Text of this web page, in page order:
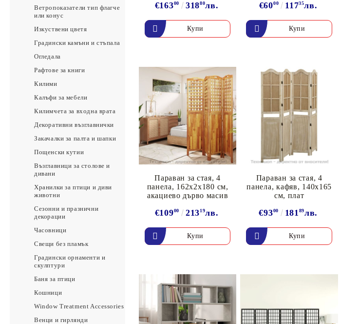
Ветропоказатели тип флагче
или конус
Изкуствени цветя
Градински камъни и стъпала
Огледала
Рафтове за книги
Килими
Калъфи за мебели
Килимчета за входна врата
Декоративни възглавнички
Закачалки за палта и шапки
Пощенски кутии
Възглавници за столове и
дивани
Хранилки за птици и диви
животни
Сезонни и празнични
декорации
Часовници
Свещи без пламък
Градински орнаменти и
скулптури
Баня за птици
Кошници
Window Treatment Accessories
Венци и гирлянди
€16300 31880лв. €6000 11735лв.
Параван за стая, 4
панела, 162x2x180 cм,
акациево дърво масив
€10900 21319лв.
Параван за стая, 4
панела, кафяв, 140x165
см, плат
€9300 18189лв.